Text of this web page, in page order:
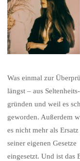
Was einmal zur
längst – aus Seltenheits-
gründen und weil es
geworden. Außerdem
es nicht mehr als Ersatz
seiner eigenen Gesetze
eingesetzt. Und ist das